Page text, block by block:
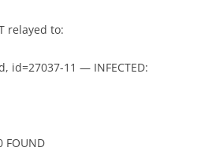
relayed to:
id=27037-11 — INFECTED:
FOUND